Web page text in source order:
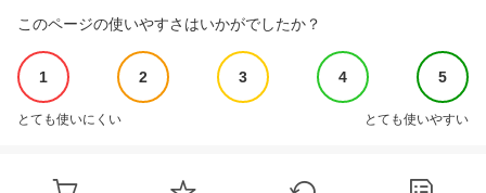
このページの使いやすさはいかがでしたか？
1 2 3 4 5
とても使いにくい とても使いやすい